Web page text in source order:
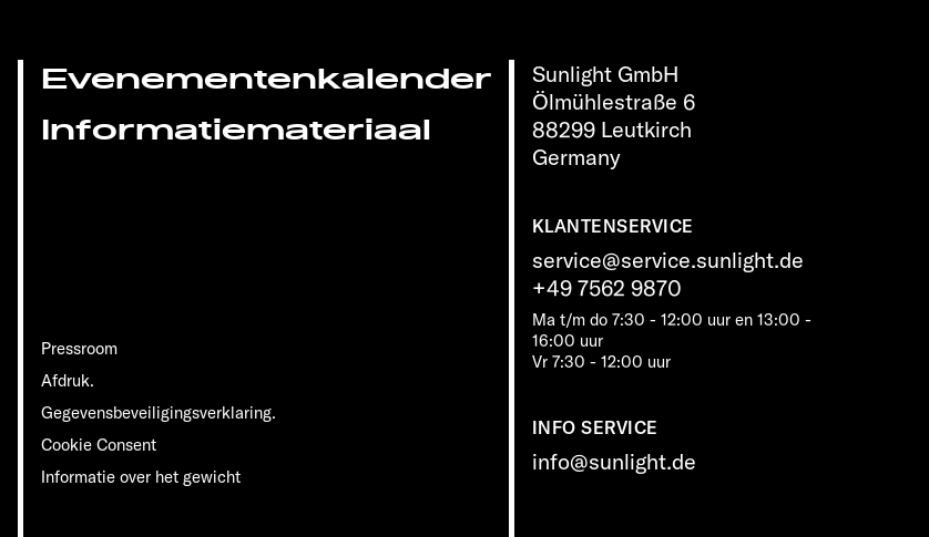
Sunlight GmbH
Ölmühlestraße 6
88299 Leutkirch
Germany
KLANTENSERVICE
service@service.sunlight.de
+49 7562 9870
Ma t/m do 7:30 - 12:00 uur en 13:00 -
16:00 uur
Vr 7:30 - 12:00 uur
INFO SERVICE
info@sunlight.de
Evenementenkalender
Informatiemateriaal
Pressroom
Afdruk.
Gegevensbeveiligingsverklaring.
Cookie Consent
Informatie over het gewicht